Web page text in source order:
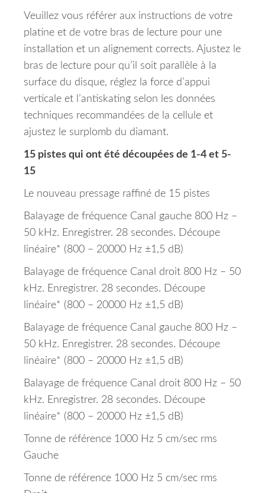
Veuillez vous référer aux instructions de votre
platine et de votre bras de lecture pour une
installation et un alignement corrects. Ajustez le
bras de lecture pour qu’il soit parallèle à la
surface du disque, réglez la force d’appui
verticale et l’antiskating selon les données
techniques recommandées de la cellule et
ajustez le surplomb du diamant.
15 pistes qui ont été découpées de 1-4 et 5-
15
Le nouveau pressage raffiné de 15 pistes
Balayage de fréquence Canal gauche 800 Hz –
50 kHz. Enregistrer. 28 secondes. Découpe
linéaire* (800 – 20000 Hz ±1,5 dB)
Balayage de fréquence Canal droit 800 Hz – 50
kHz. Enregistrer. 28 secondes. Découpe
linéaire* (800 – 20000 Hz ±1,5 dB)
Balayage de fréquence Canal gauche 800 Hz –
50 kHz. Enregistrer. 28 secondes. Découpe
linéaire* (800 – 20000 Hz ±1,5 dB)
Balayage de fréquence Canal droit 800 Hz – 50
kHz. Enregistrer. 28 secondes. Découpe
linéaire* (800 – 20000 Hz ±1,5 dB)
Tonne de référence 1000 Hz 5 cm/sec rms
Gauche
Tonne de référence 1000 Hz 5 cm/sec rms